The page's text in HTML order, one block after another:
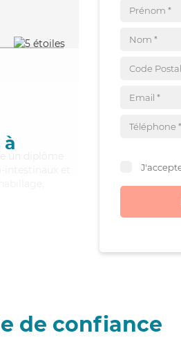
un diplôme
et
de confiance